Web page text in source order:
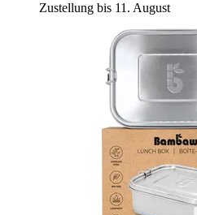
Zustellung bis 11. August